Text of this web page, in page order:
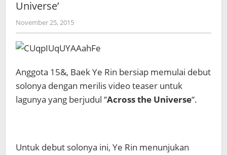
Universe’
November 25, 2015by
Koreanindo
Anggota 15&, Baek Ye Rin bersiap memulai debut
solonya dengan merilis video teaser untuk
lagunya yang berjudul “Across the Universe“.
Untuk debut solonya ini, Ye Rin menunjukan